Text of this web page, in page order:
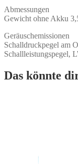
Abmessungen
Gewicht ohne Akku
Geräuschemissionen
Schalldruckpegel am
Schallleistungspegel,
Das könnte